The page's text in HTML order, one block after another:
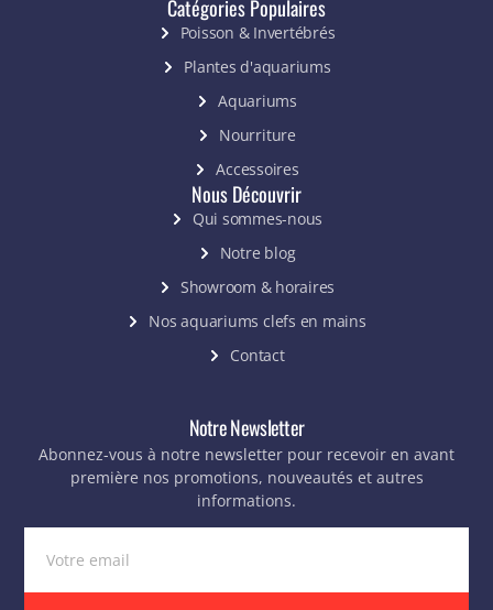
Catégories Populaires
Poisson & Invertébrés
Plantes d'aquariums
Aquariums
Nourriture
Accessoires
Nous Découvrir
Qui sommes-nous
Notre blog
Showroom & horaires
Nos aquariums clefs en mains
Contact
Notre Newsletter
Abonnez-vous à notre newsletter pour recevoir en avant
première nos promotions, nouveautés et autres
informations.